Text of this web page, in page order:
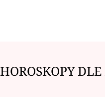
HOROSKOPY